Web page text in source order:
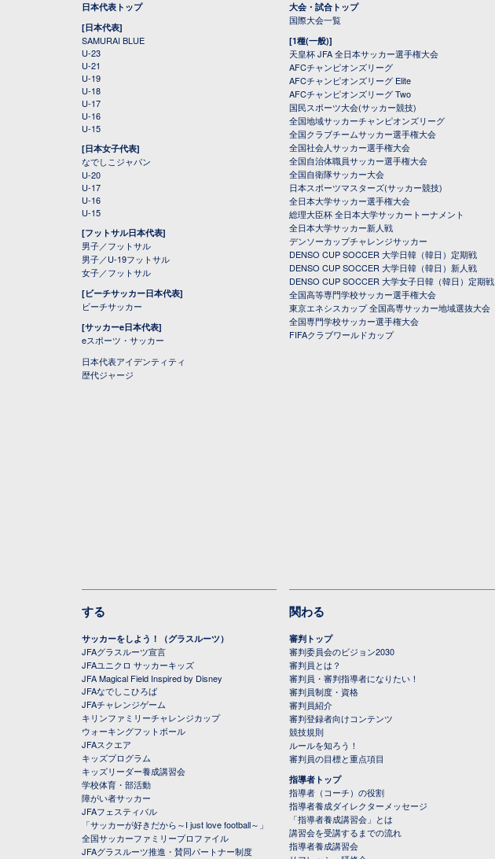
日本代表トップ
[日本代表]
SAMURAI BLUE
U-23
U-21
U-19
U-18
U-17
U-16
U-15
[日本女子代表]
なでしこジャパン
U-20
U-17
U-16
U-15
[フットサル日本代表]
男子／フットサル
男子／U-19フットサル
女子／フットサル
[ビーチサッカー日本代表]
ビーチサッカー
[サッカーe日本代表]
eスポーツ・サッカー
日本代表アイデンティティ
歴代ジャージ
大会・試合トップ
国際大会一覧
[1種(一般)]
天皇杯 JFA 全日本サッカー選手権大会
AFCチャンピオンズリーグ
AFCチャンピオンズリーグ Elite
AFCチャンピオンズリーグ Two
国民スポーツ大会(サッカー競技)
全国地域サッカーチャンピオンズリーグ
全国クラブチームサッカー選手権大会
全国社会人サッカー選手権大会
全国自治体職員サッカー選手権大会
全国自衛隊サッカー大会
日本スポーツマスターズ(サッカー競技)
全日本大学サッカー選手権大会
総理大臣杯 全日本大学サッカートーナメント
全日本大学サッカー新人戦
デンソーカップチャレンジサッカー
DENSO CUP SOCCER 大学日韓（韓日）定期戦
DENSO CUP SOCCER 大学日韓（韓日）新人戦
DENSO CUP SOCCER 大学女子日韓（韓日）定期戦
全国高等専門学校サッカー選手権大会
東京エネシスカップ 全国高専サッカー地域選抜大会
全国専門学校サッカー選手権大会
FIFAクラブワールドカップ
する
サッカーをしよう！（グラスルーツ）
JFAグラスルーツ宣言
JFAユニクロ サッカーキッズ
JFA Magical Field Inspired by Disney
JFAなでしこひろば
JFAチャレンジゲーム
キリンファミリーチャレンジカップ
ウォーキングフットボール
JFAスクエア
キッズプログラム
キッズリーダー養成講習会
学校体育・部活動
障がい者サッカー
JFAフェスティバル
「サッカーが好きだから～I just love football～」
全国サッカーファミリープロファイル
JFAグラスルーツ推進・賛同パートナー制度
関わる
審判トップ
審判委員会のビジョン2030
審判員とは？
審判員・審判指導者になりたい！
審判員制度・資格
審判員紹介
審判登録者向けコンテンツ
競技規則
ルールを知ろう！
審判員の目標と重点項目
指導者トップ
指導者（コーチ）の役割
指導者養成ダイレクターメッセージ
「指導者養成講習会」とは
講習会を受講するまでの流れ
指導者養成講習会